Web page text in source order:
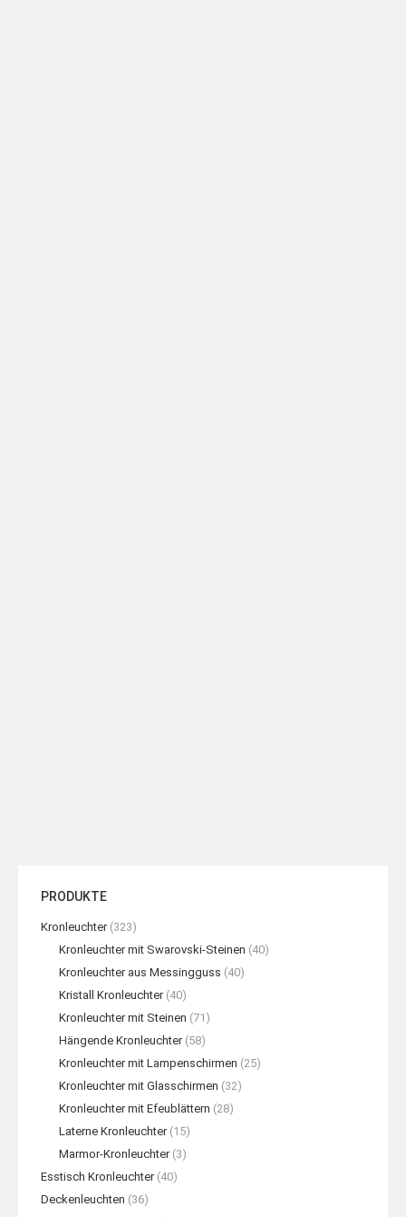
PRODUKTE
Kronleuchter (323)
Kronleuchter mit Swarovski-Steinen (40)
Kronleuchter aus Messingguss (40)
Kristall Kronleuchter (40)
Kronleuchter mit Steinen (71)
Hängende Kronleuchter (58)
Kronleuchter mit Lampenschirmen (25)
Kronleuchter mit Glasschirmen (32)
Kronleuchter mit Efeublättern (28)
Laterne Kronleuchter (15)
Marmor-Kronleuchter (3)
Esstisch Kronleuchter (40)
Deckenleuchten (36)